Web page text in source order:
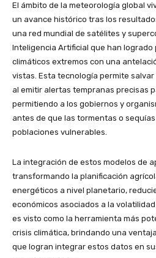
El ámbito de la meteorología global
un avance histórico tras los
una red mundial de satélites y
Inteligencia Artificial que han
climáticos extremos con una
vistas. Esta tecnología permite
al emitir alertas tempranas precisas
permitiendo a los gobiernos y
antes de que las tormentas o
poblaciones vulnerables.
La integración de estos modelos de
transformando la planificación
energéticos a nivel planetario,
económicos asociados a la
es visto como la herramienta más
crisis climática, brindando una
que logran integrar estos datos en